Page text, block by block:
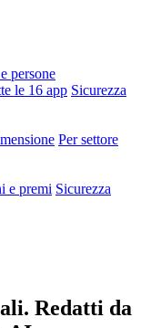
persone
le 16 app Sicurezza
Per settore
e premi Sicurezza
Redatti da